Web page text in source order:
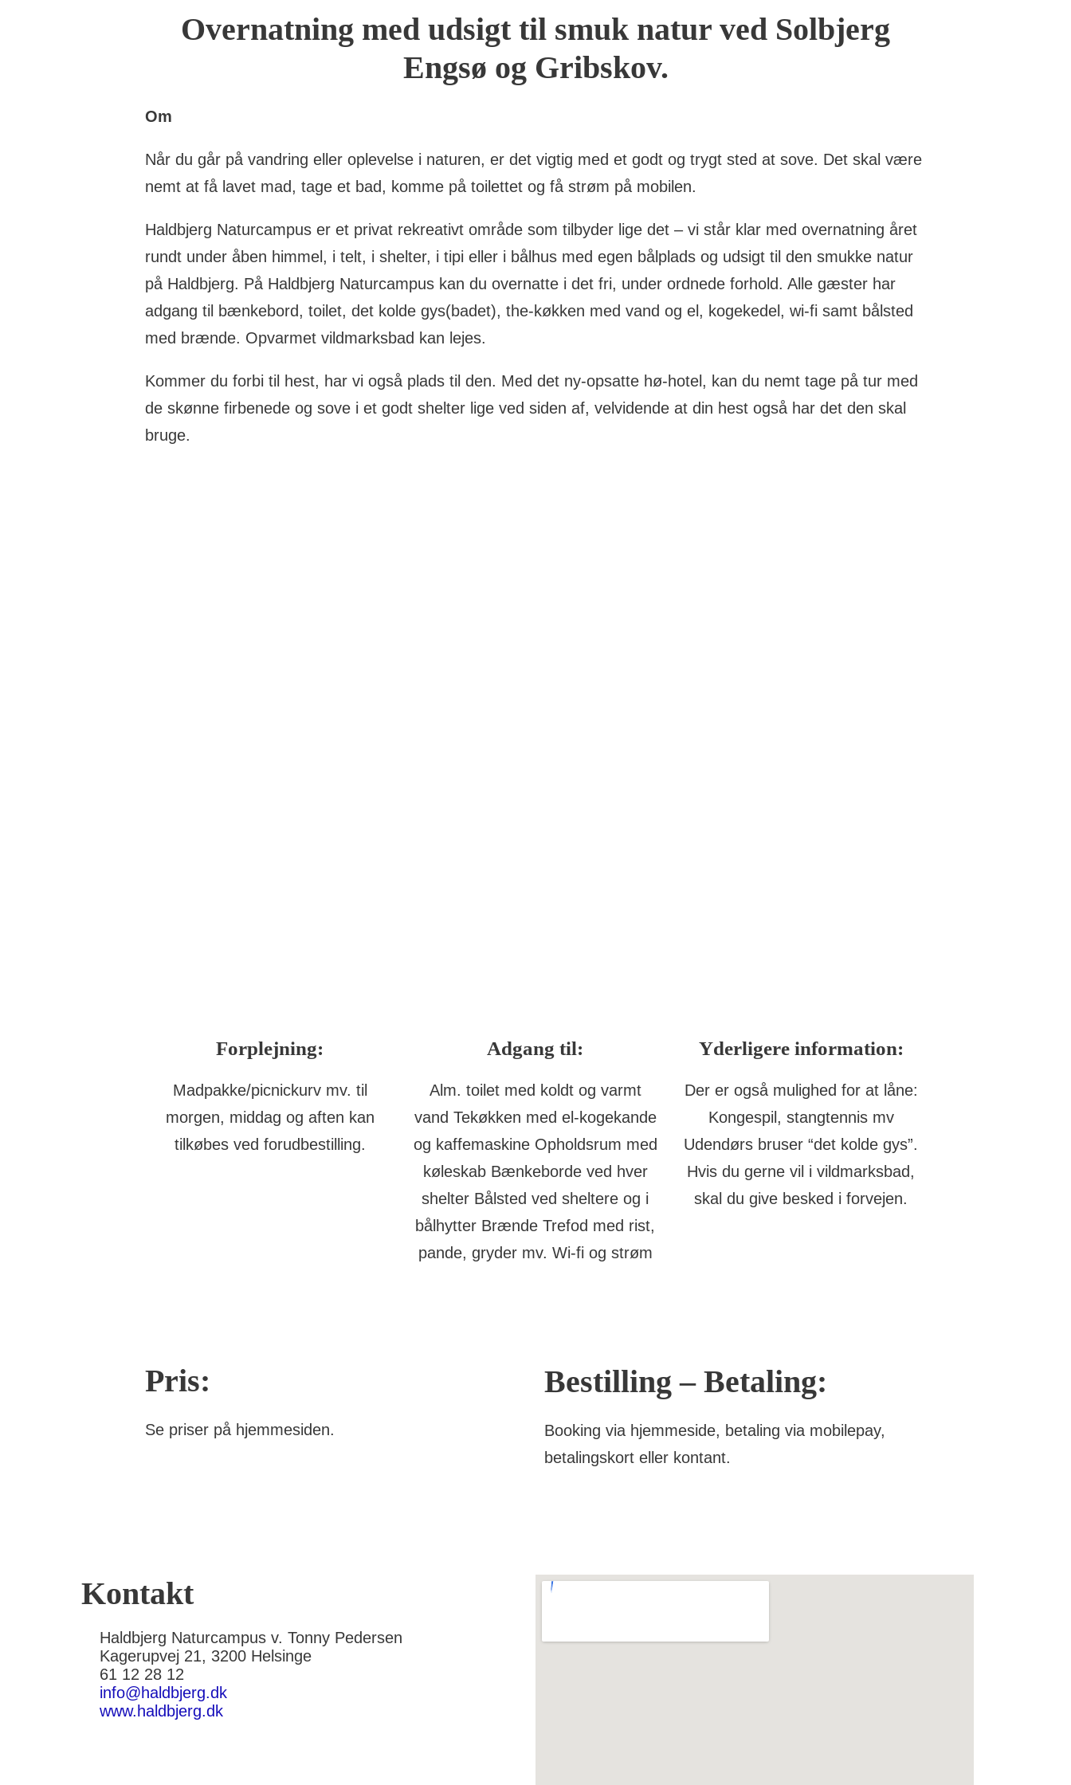
Overnatning med udsigt til smuk natur ved Solbjerg
Engsø og Gribskov.
Om
Når du går på vandring eller oplevelse i naturen, er det vigtig med et godt og trygt sted at sove. Det skal være
nemt at få lavet mad, tage et bad, komme på toilettet og få strøm på mobilen.
Haldbjerg Naturcampus er et privat rekreativt område som tilbyder lige det – vi står klar med overnatning året
rundt under åben himmel, i telt, i shelter, i tipi eller i bålhus med egen bålplads og udsigt til den smukke natur
på Haldbjerg. På Haldbjerg Naturcampus kan du overnatte i det fri, under ordnede forhold. Alle gæster har
adgang til bænkebord, toilet, det kolde gys(badet), the-køkken med vand og el, kogekedel, wi-fi samt bålsted
med brænde. Opvarmet vildmarksbad kan lejes.
Kommer du forbi til hest, har vi også plads til den. Med det ny-opsatte hø-hotel, kan du nemt tage på tur med
de skønne firbenede og sove i et godt shelter lige ved siden af, velvidende at din hest også har det den skal
bruge.
Forplejning:
Madpakke/picnickurv mv. til
morgen, middag og aften kan
tilkøbes ved forudbestilling.
Adgang til:
Alm. toilet med koldt og varmt
vand Tekøkken med el-kogekande
og kaffemaskine Opholdsrum med
køleskab Bænkeborde ved hver
shelter Bålsted ved sheltere og i
bålhytter Brænde Trefod med rist,
pande, gryder mv. Wi-fi og strøm
Yderligere information:
Der er også mulighed for at låne:
Kongespil, stangtennis mv
Udendørs bruser “det kolde gys”.
Hvis du gerne vil i vildmarksbad,
skal du give besked i forvejen.
Pris:
Se priser på hjemmesiden.
Bestilling – Betaling:
Booking via hjemmeside, betaling via mobilepay,
betalingskort eller kontant.
Kontakt
Haldbjerg Naturcampus v. Tonny Pedersen
Kagerupvej 21, 3200 Helsinge
61 12 28 12
info@haldbjerg.dk
www.haldbjerg.dk